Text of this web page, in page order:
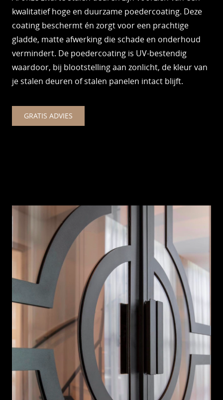
kwalitatief hoge en duurzame poedercoating. Deze
coating beschermt én zorgt voor een prachtige
gladde, matte afwerking die schade en onderhoud
vermindert. De poedercoating is UV-bestendig
waardoor, bij blootstelling aan zonlicht, de kleur van
je stalen deuren of stalen panelen intact blijft.
GRATIS ADVIES